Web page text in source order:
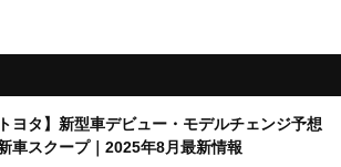
トヨタ】新型車デビュー・モデルチェンジ予想
車スクープ｜2025年8月最新情報